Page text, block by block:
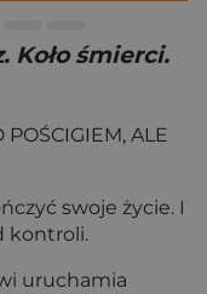
Koło śmierci.
ALE
swoje życie. I
kontroli.
uruchamia